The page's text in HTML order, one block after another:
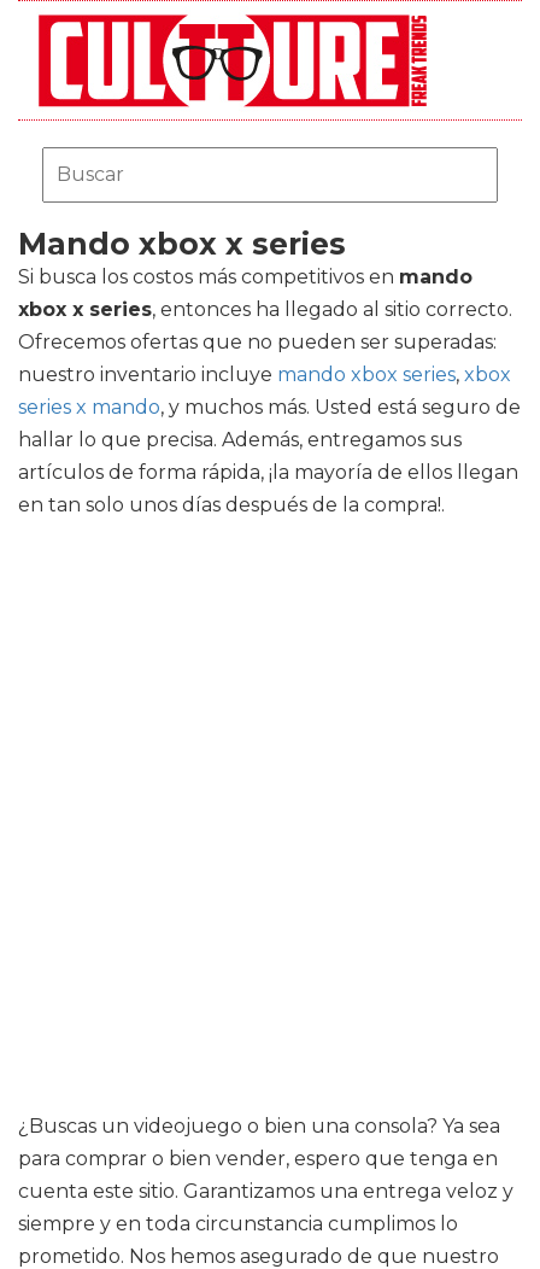
Mando xbox x series
Si busca los costos más competitivos en mando
xbox x series, entonces ha llegado al sitio correcto.
Ofrecemos ofertas que no pueden ser superadas:
nuestro inventario incluye mando xbox series, xbox
series x mando, y muchos más. Usted está seguro de
hallar lo que precisa. Además, entregamos sus
artículos de forma rápida, ¡la mayoría de ellos llegan
en tan solo unos días después de la compra!.
¿Buscas un videojuego o bien una consola? Ya sea
para comprar o bien vender, espero que tenga en
cuenta este sitio. Garantizamos una entrega veloz y
siempre y en toda circunstancia cumplimos lo
prometido. Nos hemos asegurado de que nuestro